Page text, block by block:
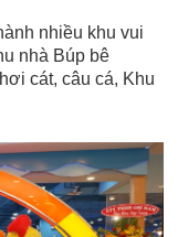
nhiều khu vui
nhà Búp bê
cát, câu cá, Khu